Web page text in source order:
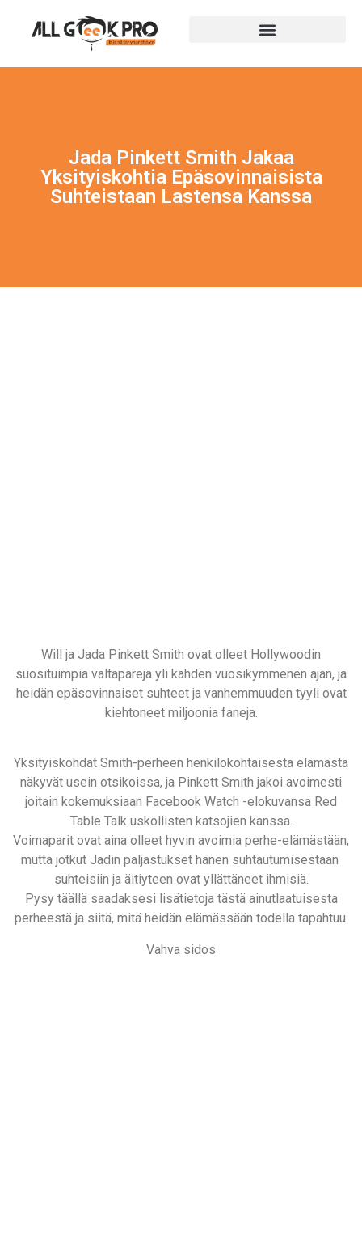
Jada Pinkett Smith Jakaa
Yksityiskohtia Epäsovinnaisista
Suhteistaan ​​lastensa Kanssa
Will ja Jada Pinkett Smith ovat olleet Hollywoodin
suosituimpia valtapareja yli kahden vuosikymmenen ajan, ja
heidän epäsovinnaiset suhteet ja vanhemmuuden tyyli ovat
kiehtoneet miljoonia faneja.
Yksityiskohdat Smith-perheen henkilökohtaisesta elämästä
näkyvät usein otsikoissa, ja Pinkett Smith jakoi avoimesti
joitain kokemuksiaan Facebook Watch -elokuvansa Red
Table Talk uskollisten katsojien kanssa.
Voimaparit ovat aina olleet hyvin avoimia perhe-elämästään,
mutta jotkut Jadin paljastukset hänen suhtautumisestaan ​​
suhteisiin ja äitiyteen ovat yllättäneet ihmisiä.
Pysy täällä saadaksesi lisätietoja tästä ainutlaatuisesta
perheestä ja siitä, mitä heidän elämässään todella tapahtuu.
Vahva sidos